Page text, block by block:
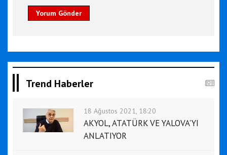
Yorum Gönder
Trend Haberler
18 Ağustos 2021, 18:20
AKYOL, ATATÜRK VE YALOVA'YI
ANLATIYOR